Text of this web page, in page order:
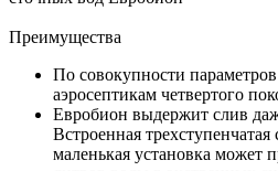
Преимущества
По совокупности
аэросептикам четвертого
Евробион выдержит слив
Встроенная
маленькая установка может